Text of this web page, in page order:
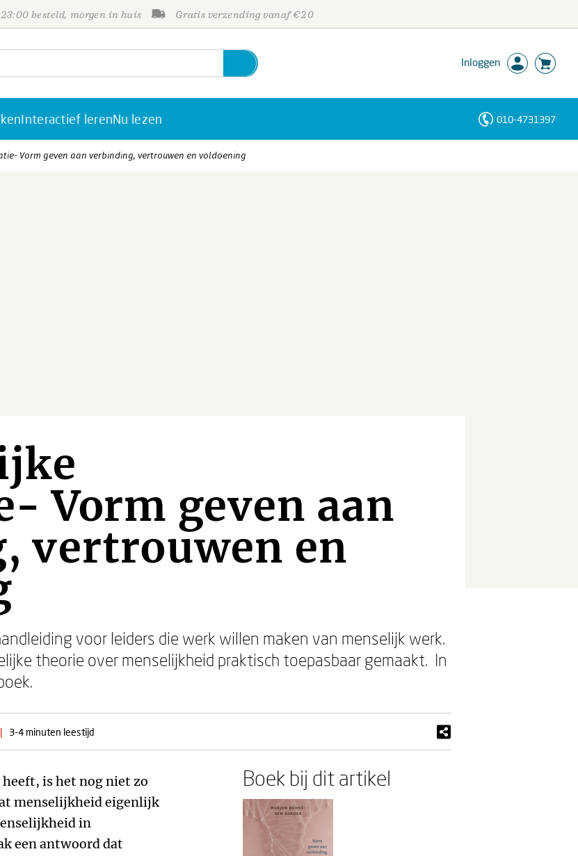
besteld, morgen in huis Gratis verzending vanaf €20
Inloggen
Interactief lerenNu lezen 010-4731397
Vorm geven aan verbinding, vertrouwen en voldoening
Vorm geven aan
vertrouwen en
voor leiders die werk willen maken van menselijk werk.
theorie over menselijkheid praktisch toepasbaar gemaakt. In
| 3-4 minuten leestijd
is het nog niet zo
menselijkheid eigenlijk
in
een antwoord dat
Boek bij dit artikel
Personen